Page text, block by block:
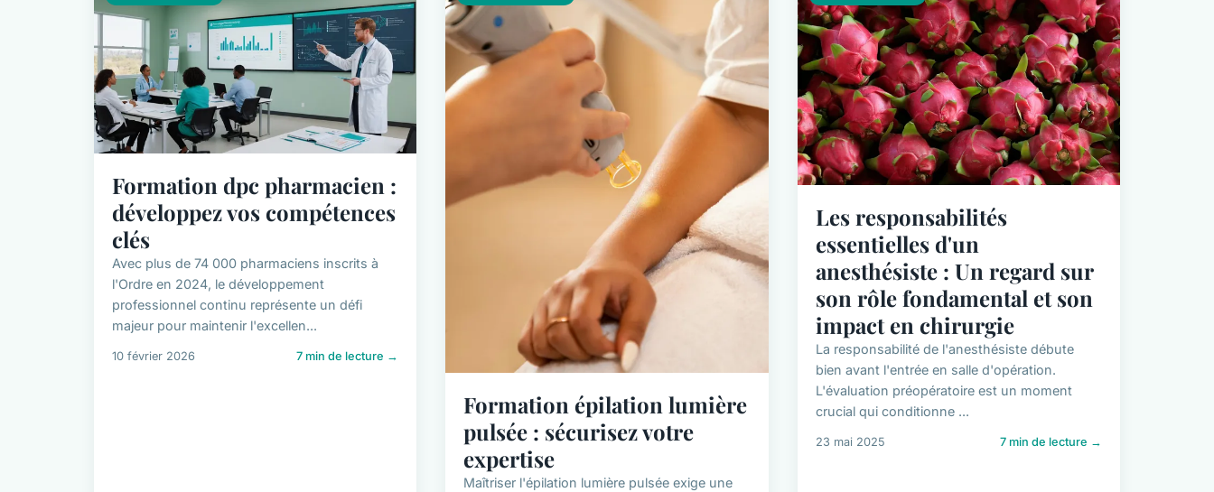
Formation dpc pharmacien :
développez vos compétences
clés
Avec plus de 74 000 pharmaciens inscrits à
l'Ordre en 2024, le développement
professionnel continu représente un défi
majeur pour maintenir l'excellen...
10 février 2026 7 min de lecture →
Formation épilation lumière
pulsée : sécurisez votre
expertise
Maîtriser l'épilation lumière pulsée exige une
Les responsabilités
essentielles d'un
anesthésiste : Un regard sur
son rôle fondamental et son
impact en chirurgie
La responsabilité de l'anesthésiste débute
bien avant l'entrée en salle d'opération.
L'évaluation préopératoire est un moment
crucial qui conditionne ...
23 mai 2025 7 min de lecture →